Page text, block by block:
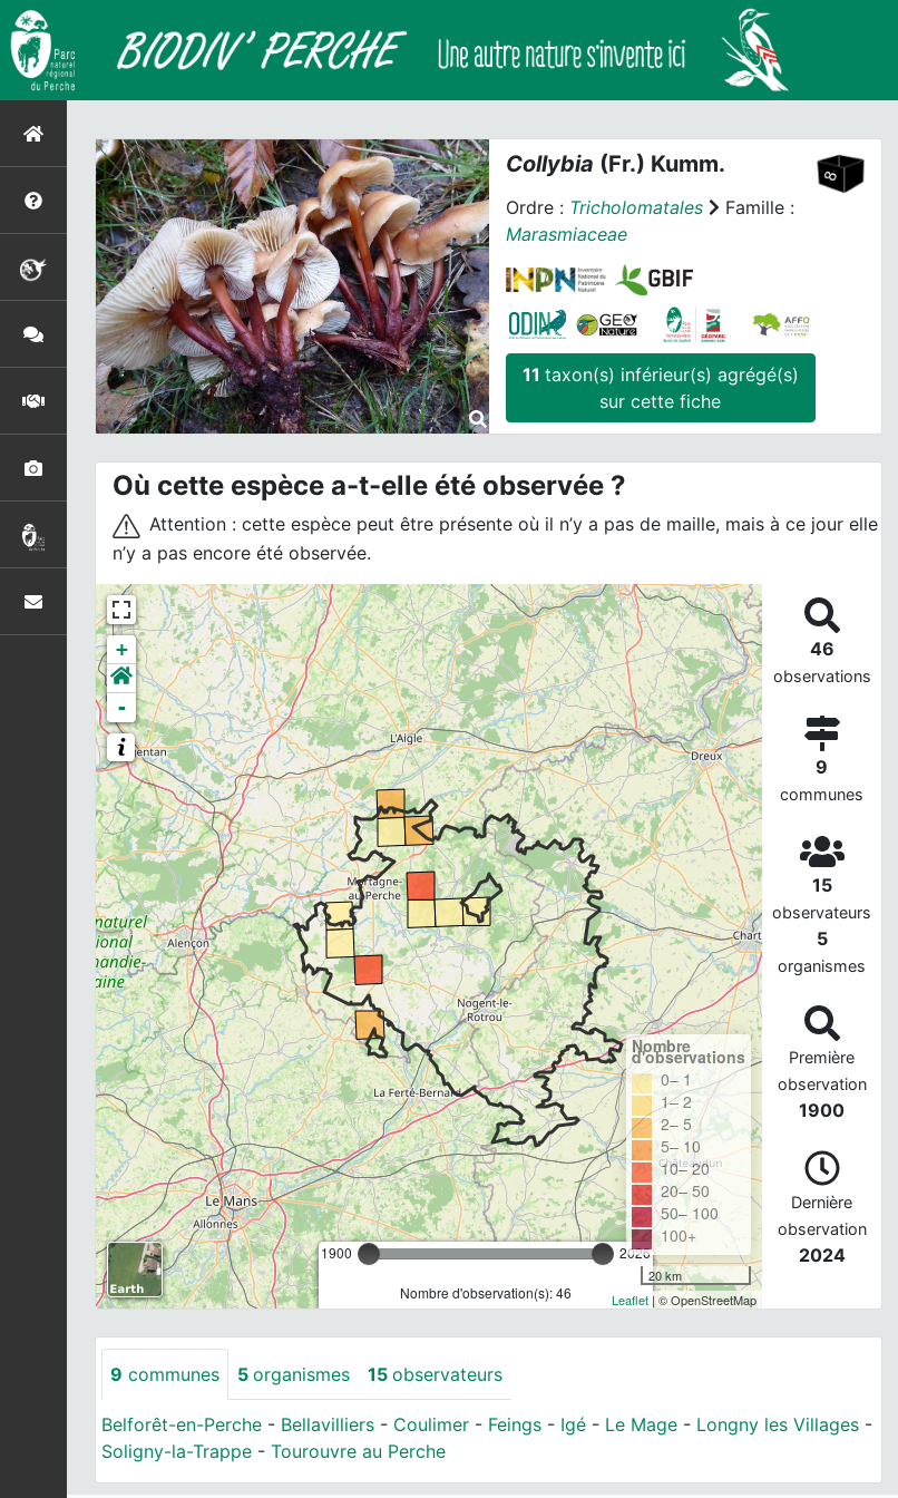
Collybia (Fr.) Kumm.
Ordre : Tricholomatales
Famille :
Marasmiaceae
11 taxon(s) inférieur(s) agrégé(s)
sur cette fiche
Où cette espèce a-t-elle été observée ?
Attention : cette espèce peut être présente où il n’y a pas de maille, mais à ce jour elle
n’y a pas encore été observée.
+
-
1900 2026
Nombre d'observation(s): 46
Nombre
d'observations
0– 1
1– 2
2– 5
5– 10
10– 20
20– 50
50– 100
100+
20 km
Leaflet| © OpenStreetMap
46
observations
9
communes
15
observateurs
5
organismes
Première
observation
1900
Dernière
observation
2024
9 communes 5 organismes 15 observateurs
Belforêt-en-Perche - Bellavilliers - Coulimer - Feings - Igé - Le Mage - Longny les Villages -
Soligny-la-Trappe - Tourouvre au Perche